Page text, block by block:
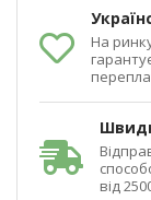
На
від